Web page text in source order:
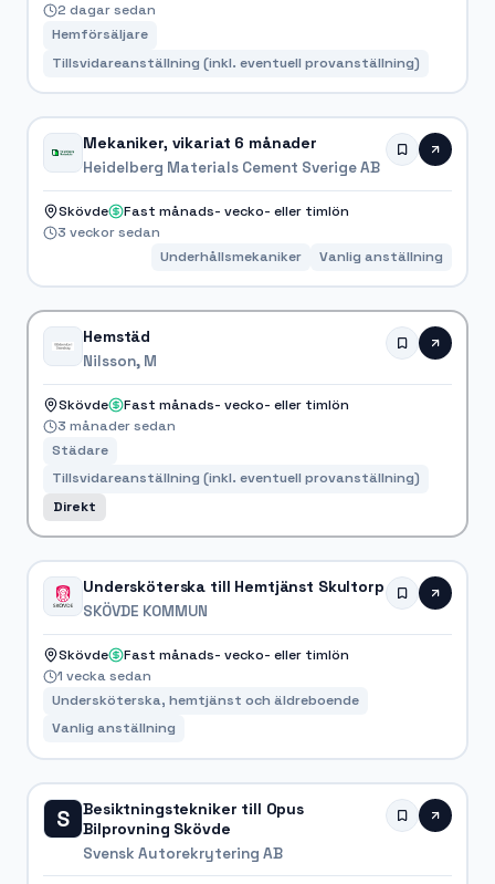
2 dagar sedan
Hemförsäljare
Tillsvidareanställning (inkl. eventuell provanställning)
Mekaniker, vikariat 6 månader
Heidelberg Materials Cement Sverige AB
Skövde
Fast månads- vecko- eller timlön
3 veckor sedan
Underhållsmekaniker
Vanlig anställning
Hemstäd
Nilsson, M
Skövde
Fast månads- vecko- eller timlön
3 månader sedan
Städare
Tillsvidareanställning (inkl. eventuell provanställning)
Direkt
Undersköterska till Hemtjänst Skultorp
SKÖVDE KOMMUN
Skövde
Fast månads- vecko- eller timlön
1 vecka sedan
Undersköterska, hemtjänst och äldreboende
Vanlig anställning
S
Besiktningstekniker till Opus
Bilprovning Skövde
Svensk Autorekrytering AB